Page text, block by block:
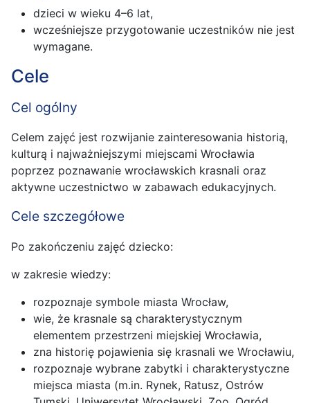
dzieci w wieku 4–6 lat,
wcześniejsze przygotowanie uczestników nie jest
wymagane.
Cele
Cel ogólny
Celem zajęć jest rozwijanie zainteresowania historią,
kulturą i najważniejszymi miejscami Wrocławia
poprzez poznawanie wrocławskich krasnali oraz
aktywne uczestnictwo w zabawach edukacyjnych.
Cele szczegółowe
Po zakończeniu zajęć dziecko:
w zakresie wiedzy:
rozpoznaje symbole miasta Wrocław,
wie, że krasnale są charakterystycznym
elementem przestrzeni miejskiej Wrocławia,
zna historię pojawienia się krasnali we Wrocławiu,
rozpoznaje wybrane zabytki i charakterystyczne
miejsca miasta (m.in. Rynek, Ratusz, Ostrów